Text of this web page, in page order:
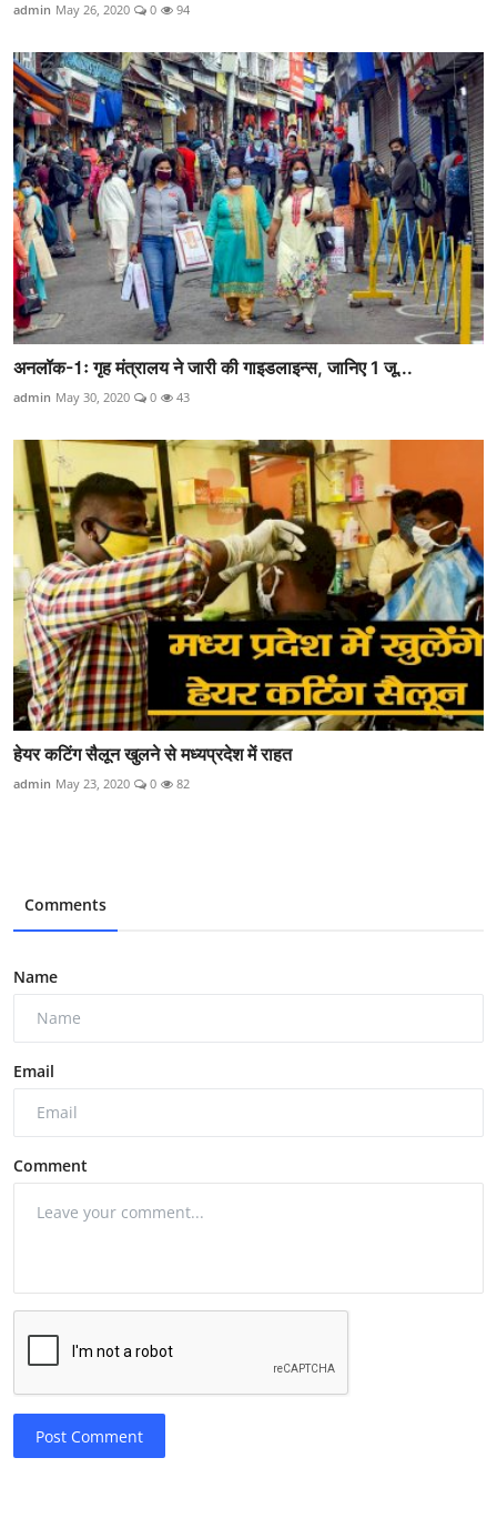
admin May 26, 2020 0 94
अनलॉक-1ः गृह मंत्रालय ने जारी की गाइडलाइन्स, जानिए 1 जू...
admin May 30, 2020 0 43
हेयर कटिंग सैलून खुलने से मध्यप्रदेश में राहत
admin May 23, 2020 0 82
Comments
Name
Email
Comment
Post Comment